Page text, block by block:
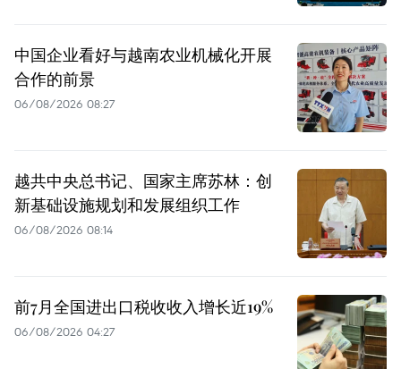
中国企业看好与越南农业机械化开展
合作的前景
06/08/2026 08:27
越共中央总书记、国家主席苏林：创
新基础设施规划和发展组织工作
06/08/2026 08:14
前7月全国进出口税收收入增长近19%
06/08/2026 04:27